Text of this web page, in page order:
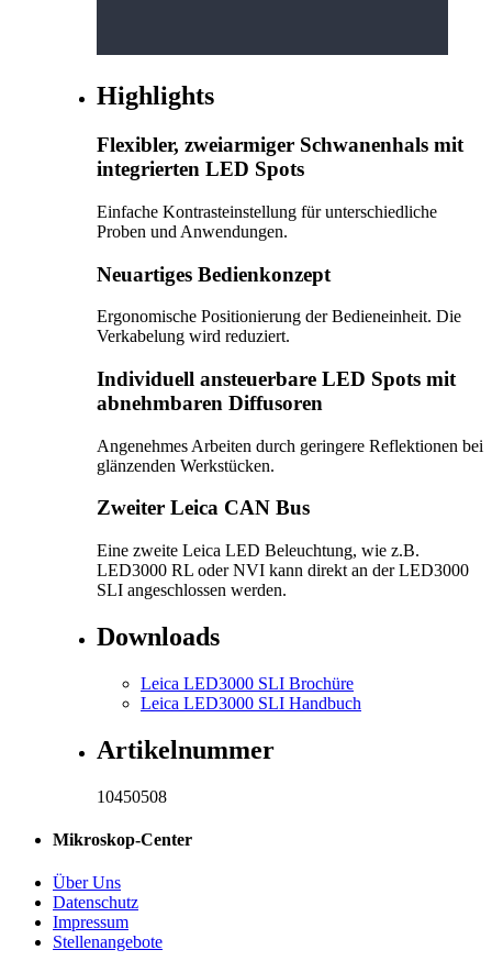
Highlights
Flexibler, zweiarmiger Schwanenhals mit
integrierten LED Spots
Einfache Kontrasteinstellung für unterschiedliche
Proben und Anwendungen.
Neuartiges Bedienkonzept
Ergonomische Positionierung der Bedieneinheit. Die
Verkabelung wird reduziert.
Individuell ansteuerbare LED Spots mit
abnehmbaren Diffusoren
Angenehmes Arbeiten durch geringere Reflektionen bei
glänzenden Werkstücken.
Zweiter Leica CAN Bus
Eine zweite Leica LED Beleuchtung, wie z.B.
LED3000 RL oder NVI kann direkt an der LED3000
SLI angeschlossen werden.
Downloads
Leica LED3000 SLI Brochüre
Leica LED3000 SLI Handbuch
Artikelnummer
10450508
Mikroskop-Center
Über Uns
Datenschutz
Impressum
Stellenangebote